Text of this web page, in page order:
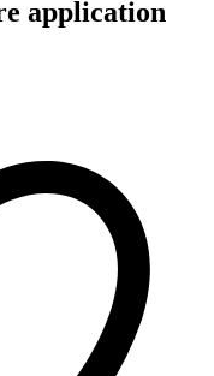
application